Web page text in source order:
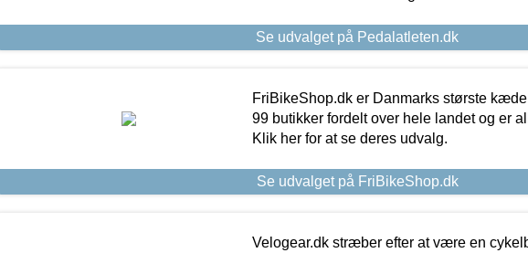
Se udvalget på Pedalatleten.dk
FriBikeShop.dk er Danmarks største
99 butikker fordelt over hele landet og er
Klik her for at se deres udvalg.
Se udvalget på FriBikeShop.dk
Velogear.dk stræber efter at være en